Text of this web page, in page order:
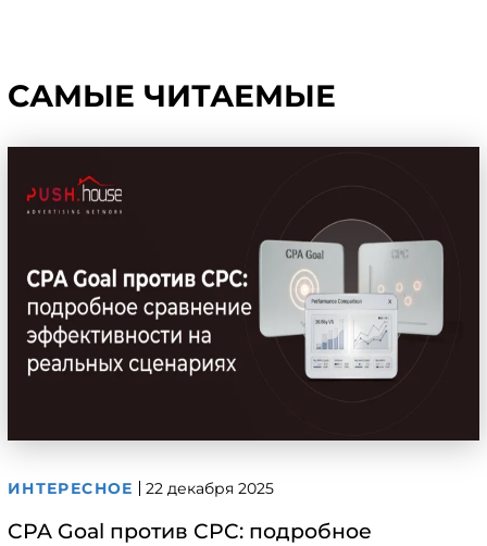
САМЫЕ ЧИТАЕМЫЕ
ИНТЕРЕСНОЕ 22 декабря 2025
CPA Goal против CPC: подробное